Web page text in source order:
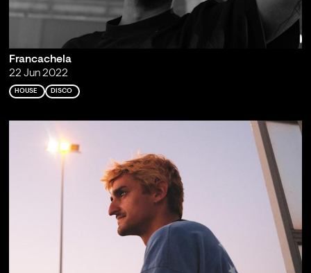
Francachela
22 Jun 2022
HOUSE DISCO